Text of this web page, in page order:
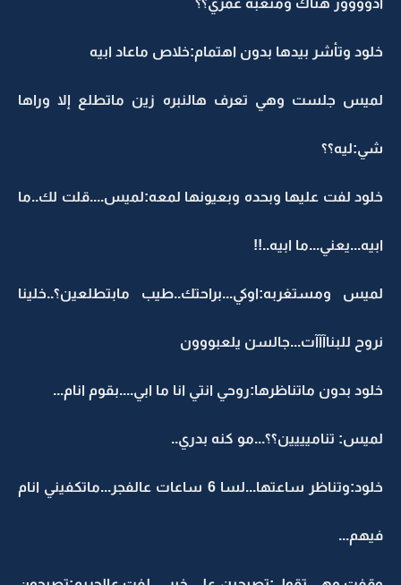
ادوووور هناك ومتعبه عمري؟؟
خلود وتأشر بيدها بدون اهتمام:خلاص ماعاد ابيه
لميس جلست وهي تعرف هالنبره زين ماتطلع إلا وراها
شي:ليه؟؟
خلود لفت عليها وبحده وبعيونها لمعه:لميس....قلت لك..ما
ابيه...يعني...ما ابيه..!!
لميس ومستغربه:اوكي...براحتك..طيب مابتطلعين؟..خلينا
نروح للبناآآآت...جالسن يلعبووون
خلود بدون ماتناظرها:روحي انتي انا ما ابي....بقوم انام...
لميس: تناميييين؟؟...مو كنه بدري..
خلود:وتناظر ساعتها...لسا 6 ساعات عالفجر...ماتكفيني انام
فيهم...